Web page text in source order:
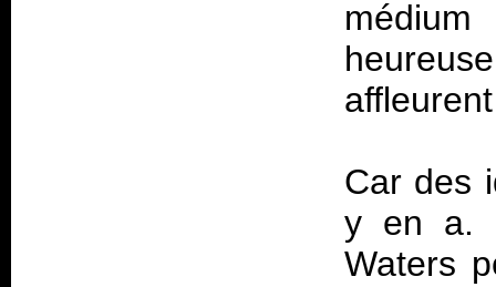
Car des
y en a.
Waters